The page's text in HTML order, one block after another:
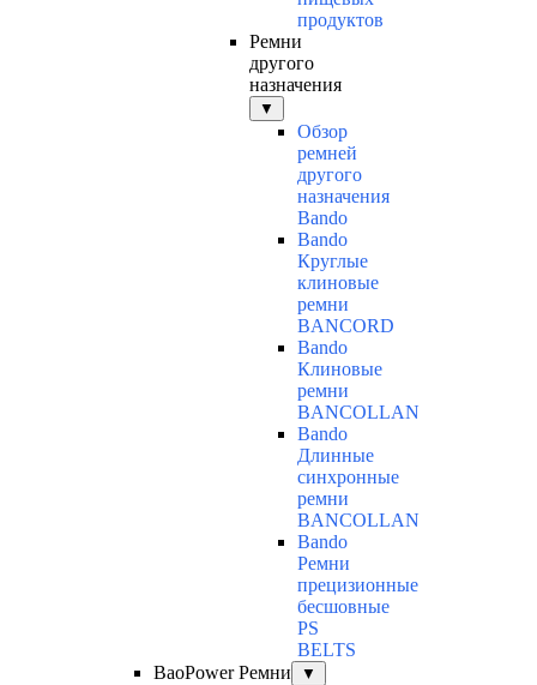
продуктов
Ремни
другого
назначения
▼
Обзор
ремней
другого
назначения
Bando
Bando
Круглые
клиновые
ремни
BANCORD
Bando
Клиновые
ремни
BANCOLLAN
Bando
Длинные
синхронные
ремни
BANCOLLAN
Bando
Ремни
прецизионные
бесшовные
PS
BELTS
BaoPower Ремни
▼